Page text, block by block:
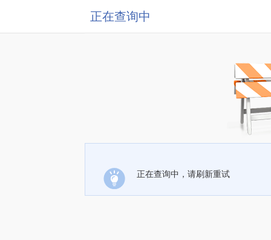
正在查询中
正在查询中，请刷新重试